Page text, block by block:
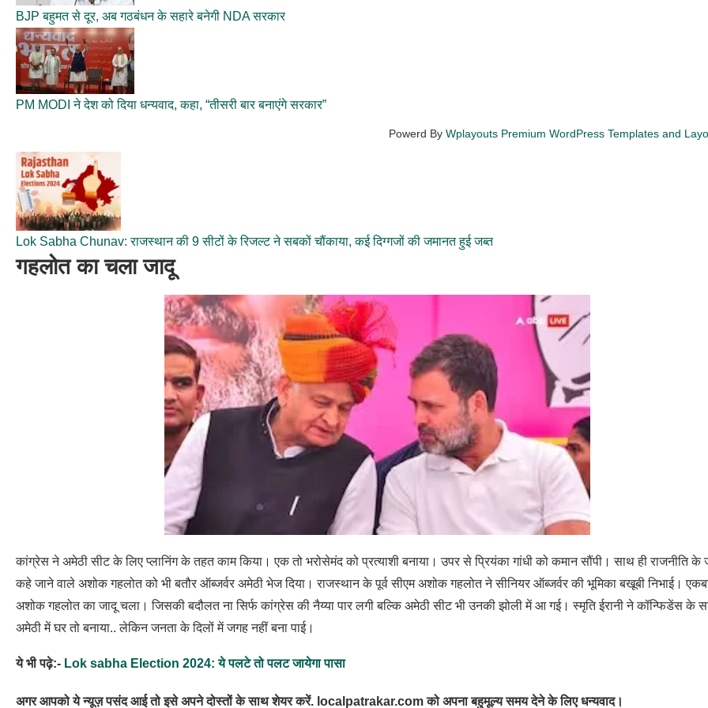
BJP बहुमत से दूर, अब गठबंधन के सहारे बनेगी NDA सरकार
PM MODI ने देश को दिया धन्यवाद, कहा, “तीसरी बार बनाएंगे सरकार”
Powerd By Wplayouts Premium WordPress Templates and
Lok Sabha Chunav: राजस्थान की 9 सीटों के रिजल्ट ने सबकों चौंकाया, कई दिग्गजों की जमानत हुई जब्त
गहलोत का चला जादू
कांग्रेस ने अमेठी सीट के लिए प्लानिंग के तहत काम किया। एक तो भरोसेमंद को प्रत्याशी बनाया। उपर से प्रियंका गांधी को कमान सौंपी। साथ ही राजनीति के
कहे जाने वाले अशोक गहलोत को भी बतौर ऑब्जर्वर अमेठी भेज दिया। राजस्थान के पूर्व सीएम अशोक गहलोत ने सीनियर ऑब्जर्वर की भूमिका बखूबी निभाई।
अशोक गहलोत का जादू चला। जिसकी बदौलत ना सिर्फ कांग्रेस की नैय्या पार लगी बल्कि अमेठी सीट भी उनकी झोली में आ गई। स्मृति ईरानी ने कॉन्फिडेंस के
अमेठी में घर तो बनाया.. लेकिन जनता के दिलों में जगह नहीं बना पाई।
ये भी पढ़े:- Lok sabha Election 2024: ये पलटे तो पलट जायेगा पासा
अगर आपको ये न्यूज़ पसंद आई तो इसे अपने दोस्तों के साथ शेयर करें. localpatrakar.com को अपना बहुमूल्य समय देने के लिए धन्यवाद।